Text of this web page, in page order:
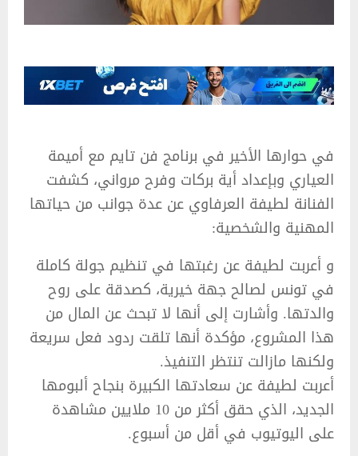
في حوارها الأخير في برنامج فن تايم مع أميمة
العياري وبإعداد أية بركات وفرح مرواني، كشفت
الفنانة لطيفة العرفاوي عن عدة جوانب من حياتها
المهنية والشخصية:
و أعربت لطيفة عن رغبتها في تنظيم جولة كاملة
في تونس لصالح جهة خيرية، كصدقة على روح
والدتها. وأشارت إلى أنها لا تبحث عن المال من
هذا المشروع، مؤكدة أنها تلقت ردود فعل سريعة
ولكنها مازالت تنتظر التنفيذ.
أعربت لطيفة عن سعادتها الكبيرة بنجاح ألبومها
الجديد، الذي حقق أكثر من 10 ملايين مشاهدة
على اليوتيوب في أقل من أسبوع.